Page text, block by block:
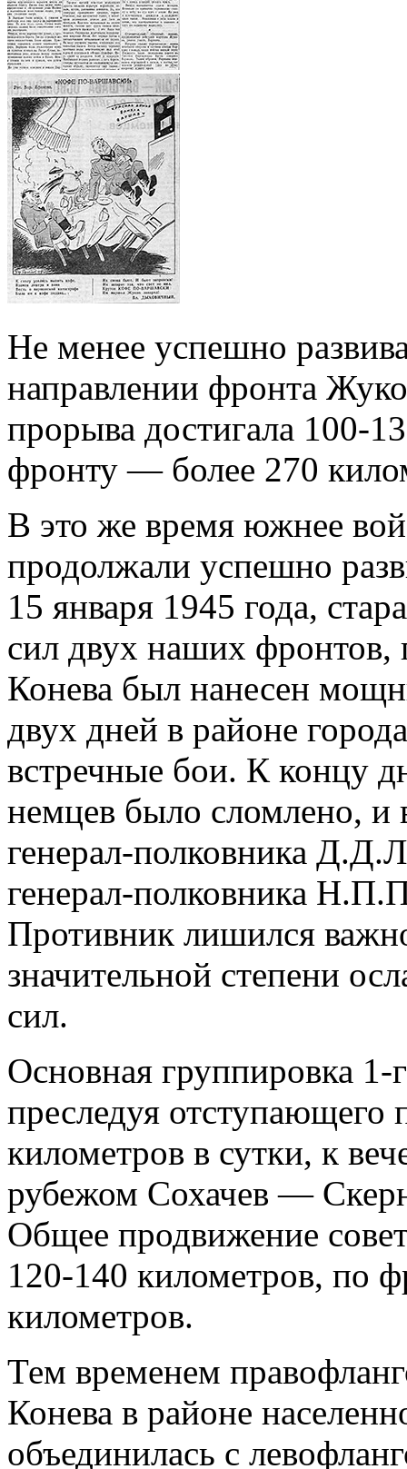
Не менее успешно
направлении фронта
прорыва достигала 100-
фронту — более 270
В это же время южнее
продолжали успешно
15 января 1945 года,
сил двух наших фронтов,
Конева был нанесен
двух дней в районе
встречные бои. К концу
немцев было сломлено, и
генерал-полковника
генерал-полковника
Противник лишился
значительной степени
сил.
Основная группировка 1-
преследуя отступающего
километров в сутки, к
рубежом Сохачев —
Общее продвижение
120-140 километров, по
километров.
Тем временем
Конева в районе
объединилась с